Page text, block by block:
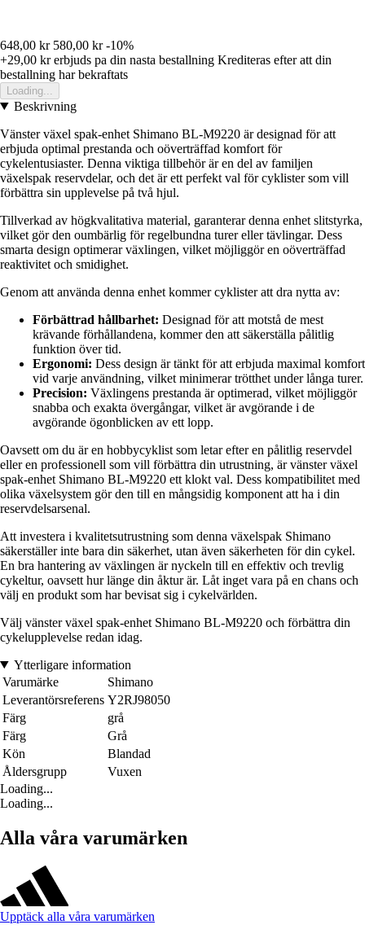
648,00 kr 580,00 kr -10%
+29,00 krerbjuds pa din nasta bestallning Krediteras efter att din
bestallning har bekraftats
Loading...
Beskrivning
Vänster växel spak-enhet Shimano BL-M9220 är designad för att
erbjuda optimal prestanda och oöverträffad komfort för
cykelentusiaster. Denna viktiga tillbehör är en del av familjen
växelspak reservdelar, och det är ett perfekt val för cyklister som vill
förbättra sin upplevelse på två hjul.
Tillverkad av högkvalitativa material, garanterar denna enhet slitstyrka,
vilket gör den oumbärlig för regelbundna turer eller tävlingar. Dess
smarta design optimerar växlingen, vilket möjliggör en oöverträffad
reaktivitet och smidighet.
Genom att använda denna enhet kommer cyklister att dra nytta av:
Förbättrad hållbarhet: Designad för att motstå de mest
krävande förhållandena, kommer den att säkerställa pålitlig
funktion över tid.
Ergonomi: Dess design är tänkt för att erbjuda maximal komfort
vid varje användning, vilket minimerar trötthet under långa turer.
Precision: Växlingens prestanda är optimerad, vilket möjliggör
snabba och exakta övergångar, vilket är avgörande i de
avgörande ögonblicken av ett lopp.
Oavsett om du är en hobbycyklist som letar efter en pålitlig reservdel
eller en professionell som vill förbättra din utrustning, är vänster växel
spak-enhet Shimano BL-M9220 ett klokt val. Dess kompatibilitet med
olika växelsystem gör den till en mångsidig komponent att ha i din
reservdelsarsenal.
Att investera i kvalitetsutrustning som denna växelspak Shimano
säkerställer inte bara din säkerhet, utan även säkerheten för din cykel.
En bra hantering av växlingen är nyckeln till en effektiv och trevlig
cykeltur, oavsett hur länge din åktur är. Låt inget vara på en chans och
välj en produkt som har bevisat sig i cykelvärlden.
Välj vänster växel spak-enhet Shimano BL-M9220 och förbättra din
cykelupplevelse redan idag.
Ytterligare information
Varumärke
Shimano
Leverantörsreferens Y2RJ98050
Färg
grå
Färg
Grå
Kön
Blandad
Åldersgrupp
Vuxen
Loading...
Loading...
Alla våra varumärken
Upptäck alla våra varumärken